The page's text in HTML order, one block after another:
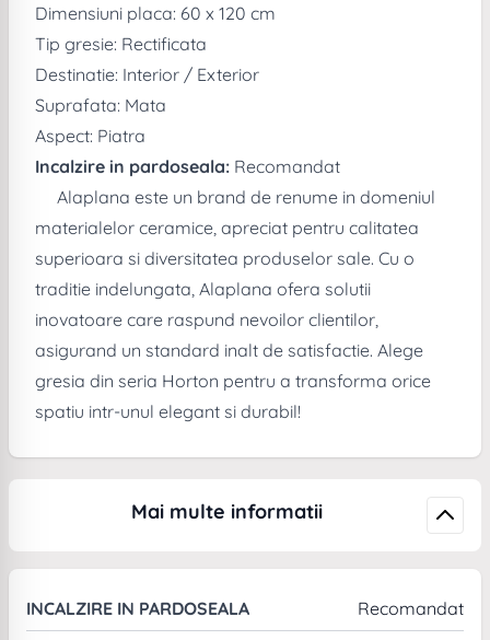
Dimensiuni placa: 60 x 120 cm
Tip gresie: Rectificata
Destinatie: Interior / Exterior
Suprafata: Mata
Aspect: Piatra
Incalzire in pardoseala: Recomandat
Alaplana este un brand de renume in domeniul
materialelor ceramice, apreciat pentru calitatea
superioara si diversitatea produselor sale. Cu o
traditie indelungata, Alaplana ofera solutii
inovatoare care raspund nevoilor clientilor,
asigurand un standard inalt de satisfactie. Alege
gresia din seria Horton pentru a transforma orice
spatiu intr-unul elegant si durabil!
Mai multe informatii
INCALZIRE IN PARDOSEALA Recomandat